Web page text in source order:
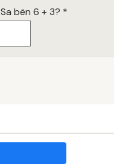
Sa bën 6 + 3? *